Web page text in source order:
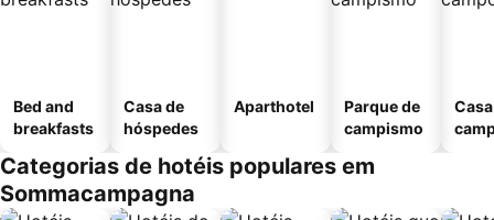
Bed and
breakfasts
Casa de
hóspedes
Aparthotel
Parque de
campismo
Categorias de hotéis populares em
Sommacampagna